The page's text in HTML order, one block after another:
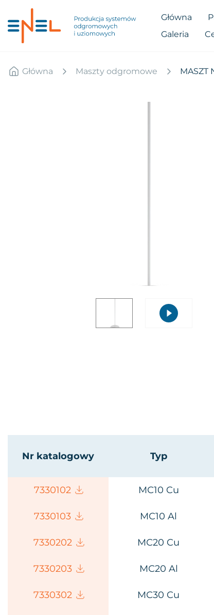
Główna
Galeria
Główna Maszty odgromowe MASZT
Nr katalogowy Typ
7330102 MС10 Cu
7330103 MС10 Al
7330202 MС20 Cu
7330203 MС20 Al
7330302 MС30 Cu